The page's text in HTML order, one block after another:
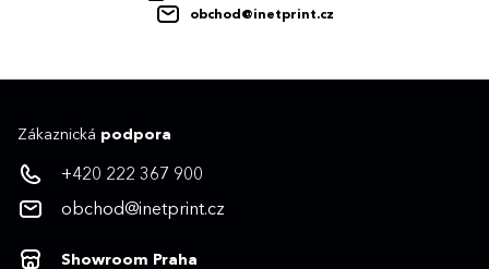
obchod@inetprint.cz
Zákaznická podpora
+420 222 367 900
obchod@inetprint.cz
Showroom Praha